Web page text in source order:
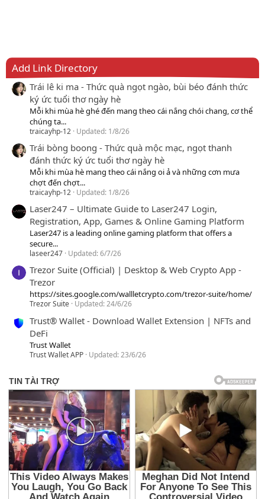
Add Link Directory
Trái lê ki ma - Thức quà ngọt ngào, bùi béo đánh thức
ký ức tuổi thơ ngày hè
Mỗi khi mùa hè ghé đến mang theo cái nắng chói chang, cơ thể
chúng ta...
traicayhp-12 Updated: 1/8/26
Trái bòng boong - Thức quà mộc mạc, ngọt thanh
đánh thức ký ức tuổi thơ ngày hè
Mỗi khi mùa hè mang theo cái nắng oi ả và những cơn mưa
chợt đến chợt...
traicayhp-12 Updated: 1/8/26
Laser247 – Ultimate Guide to Laser247 Login,
Registration, App, Games & Online Gaming Platform
Laser247 is a leading online gaming platform that offers a
secure...
laseer247 Updated:6/7/26
Trezor Suite (Official) | Desktop & Web Crypto App -
Trezor
https://sites.google.com/wallletcrypto.com/trezor-suite/home/
Trezor Suite Updated:24/6/26
Trust® Wallet - Download Wallet Extension | NFTs and
DeFi
Trust Wallet
Trust Wallet APP Updated:23/6/26